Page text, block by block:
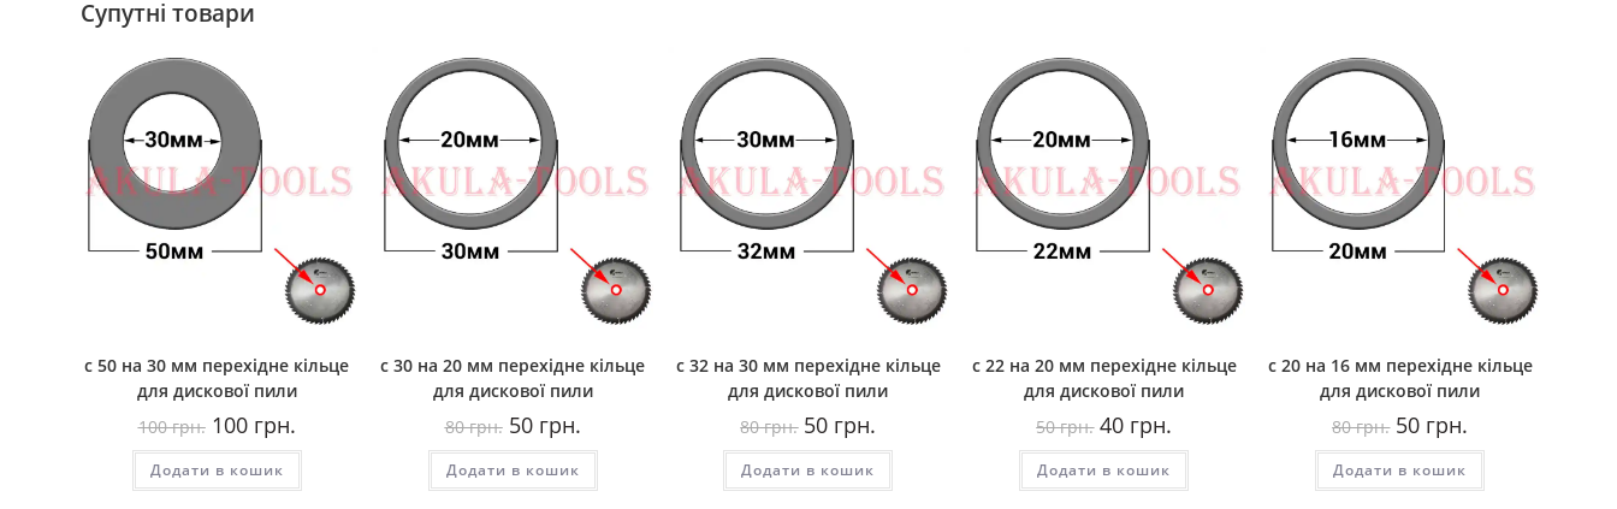
Супутні товари
с 50 на 30 мм перехідне кільце
для дискової пили
100грн. Оригінальна
ціна:
100
грн..
100грн.ціна:
100
Додати в кошик
с 30 на 20 мм перехідне кільце
для дискової пили
80грн. Оригінальна
ціна:
80
грн..
50грн.ціна:
50
Додати в кошик
с 32 на 30 мм перехідне кільце
для дискової пили
80грн. Оригінальна
ціна:
80
грн..
50 грн.
50
Додати в кошик
с 22 на 20 мм перехідне кільце
для дискової пили
50грн. Оригінальна
ціна:
50
грн..
40 грн.
40
Додати в кошик
с 20 на 16 мм перехідне кільце
для дискової пили
80грн. Оригінальна
ціна:
80
грн..
50 грн.
50
Додати в кошик